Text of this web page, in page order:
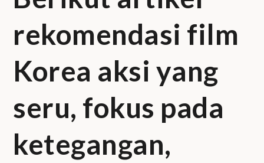
rekomendasi film
Korea aksi yang
seru, fokus pada
ketegangan,